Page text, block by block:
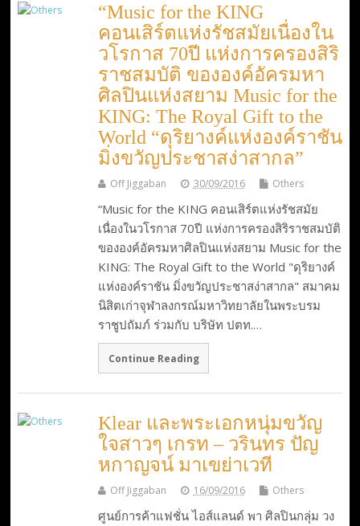
“Music for the KING
คอนเสิร์ตแห่งรัชสมัยเนื่องใน
วโรกาส 70ปี แห่งการครองสิริ
ราชสมบัติ ขององค์อัครมหา
ศิลปินแห่งสยาม Music for the
KING: The Royal Gift to the
World “ดุริยางค์แห่งองค์ราชัน
มิ่งขวัญประชาสง่าสากล”
Off Jiggaban 30/09/2016 Others
“Music for the KING คอนเสิร์ตแห่งรัชสมัย
เนื่องในวโรกาส 70ปี แห่งการครองสิริราชสมบัติ
ขององค์อัครมหาศิลปินแห่งสยาม Music for the
KING: The Royal Gift to the World "ดุริยางค์
แห่งองค์ราชัน มิ่งขวัญประชาสง่าสากล" สมาคม
นิสิตเก่าจุฬาลงกรณ์มหาวิทยาลัยในพระบรม
ราชูปถัมภ์ ร่วมกับ บริษัท ปตท.…
Continue Reading
Klear และพระเอกหนุ่มขวัญ
ใจสาวๆ เกรท – วรินทร ปัญ
หกาญจน์ มาเขย่าเวที
Off Jiggaban 16/09/2016 Others
ศูนย์การค้าแฟชั่น ไอส์แลนด์ พา ศิลปินกลุ่ม วง